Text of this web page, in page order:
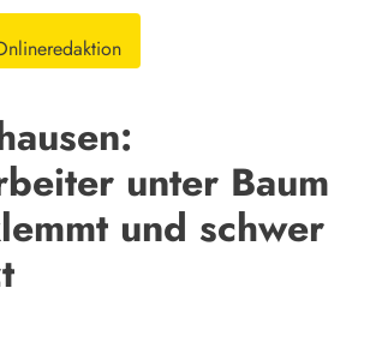
unter Baum
und schwer